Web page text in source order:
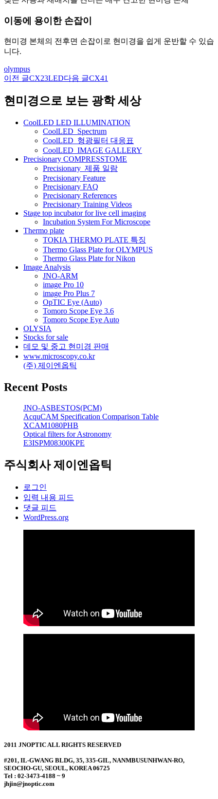
이동에 용이한 손잡이
현미경 본체의 전후면 손잡이로 현미경을 쉽게 운반할 수 있습
니다.
olympus
글
네
이전 글CX23LED다음 글CX41
현미경으로 보는 광학 세상
CoolLED LED ILLUMINATION
CoolLED_Spectrum
CoolLED_형광필터 대응표
CoolLED_IMAGE GALLERY
Precisionary COMPRESSTOME
Precisionary_제품 일람
Precisionary Feature
Precisionary FAQ
Precisionary References
Precisionary Training Videos
Stage top incubator for live cell imaging
Incubation System For Microscope
Thermo plate
TOKIA THERMO PLATE 특징
Thermo Glass Plate for OLYMPUS
Thermo Glass Plate for Nikon
Image Analysis
JNO-ARM
image Pro 10
image Pro Plus 7
OpTIC Eye (Auto)
Tomoro Scope Eye 3.6
Tomoro Scope Eye Auto
OLYSIA
Stocks for sale
데모 및 중고 현미경 판매
www.microscopy.co.kr
(주) 제이엔옵틱
Recent Posts
JNO-ASBESTOS(PCM)
AcquCAM Specification Comparison Table
XCAM1080PHB
Optical filters for Astronomy
E3ISPM08300KPE
주식회사 제이엔옵틱
로그인
입력 내용 피드
댓글 피드
WordPress.org
2011 JNOPTIC ALL RIGHTS RESERVED
#201, IL-GWANG BLDG, 35, 335-GIL, NANMBUSUNHWAN-RO,
SEOCHO-GU, SEOUL, KOREA 06725
Tel : 02-3473-4188 ~ 9
jhjin@jnoptic.com